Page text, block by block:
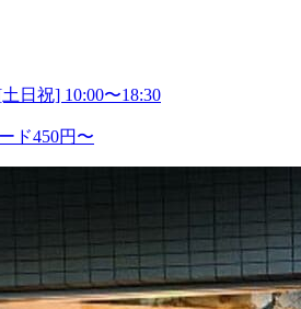
日祝] 10:00〜18:30
ド450円〜